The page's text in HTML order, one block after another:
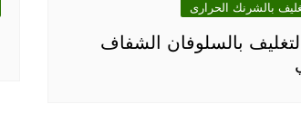
بالشرنك الحرارى
بالسلوفان الشفاف